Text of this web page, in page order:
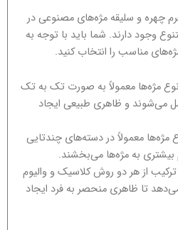
چهره و سلیقه مژه‌های مصنوعی در
وجود دارند. شما باید با توجه به
مناسب را انتخاب کنید.
مژه‌ها معمولاً به صورت تک به تک
می‌شوند و ظاهری طبیعی ایجاد
مژه‌ها معمولاً در دسته‌های چندتایی
به مژه‌ها می‌بخشند.
از هر دو روش کلاسیک و والیوم
تا ظاهری منحصر به فرد ایجاد